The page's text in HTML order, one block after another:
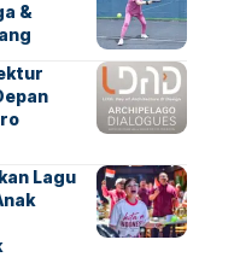
&
Lagu